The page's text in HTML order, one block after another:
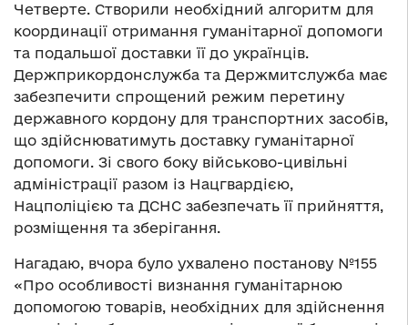
Четверте. Створили необхідний алгоритм для
координації отримання гуманітарної допомоги
та подальшої доставки її до українців.
Держприкордонслужба та Держмитслужба має
забезпечити спрощений режим перетину
державного кордону для транспортних засобів,
що здійснюватимуть доставку гуманітарної
допомоги. Зі свого боку військово-цивільні
адміністрації разом із Нацгвардією,
Нацполіцією та ДСНС забезпечать її прийняття,
розміщення та зберігання.
Нагадаю, вчора було ухвалено постанову №155
«Про особливості визнання гуманітарною
допомогою товарів, необхідних для здійснення